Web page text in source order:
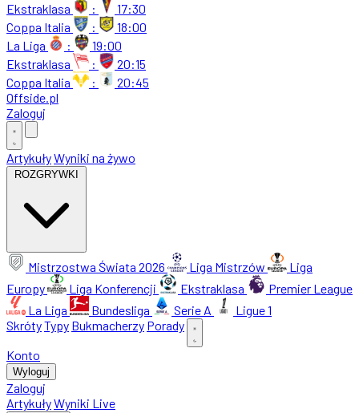
Ekstraklasa
:
17:30
Coppa Italia
:
18:00
La Liga
:
19:00
Ekstraklasa
:
20:15
Coppa Italia
:
20:45
Offside.pl
Zaloguj
ArtykułyWyniki na żywo
ROZGRYWKI
Mistrzostwa Świata 2026 Liga Mistrzów
Liga
Europy
Liga Konferencji Ekstraklasa
Premier League
La Liga
Bundesliga Serie A
Ligue 1
SkrótyTypy Bukmacherzy Porady
Konto
Wyloguj
Zaloguj
ArtykułyWyniki Live